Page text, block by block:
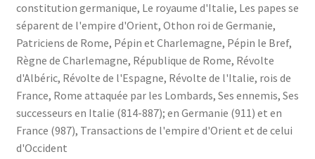
constitution germanique, Le royaume d'Italie, Les papes se
séparent de l'empire d'Orient, Othon roi de Germanie,
Patriciens de Rome, Pépin et Charlemagne, Pépin le Bref,
Règne de Charlemagne, République de Rome, Révolte
d'Albéric, Révolte de l'Espagne, Révolte de l'Italie, rois de
France, Rome attaquée par les Lombards, Ses ennemis, Ses
successeurs en Italie (814-887); en Germanie (911) et en
France (987), Transactions de l'empire d'Orient et de celui
d'Occident